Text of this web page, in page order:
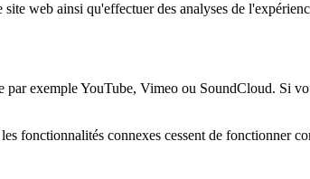
web ainsi qu'effectuer des analyses de
exemple YouTube, Vimeo ou SoundCloud. Si
fonctionnalités connexes cessent de fonctionner